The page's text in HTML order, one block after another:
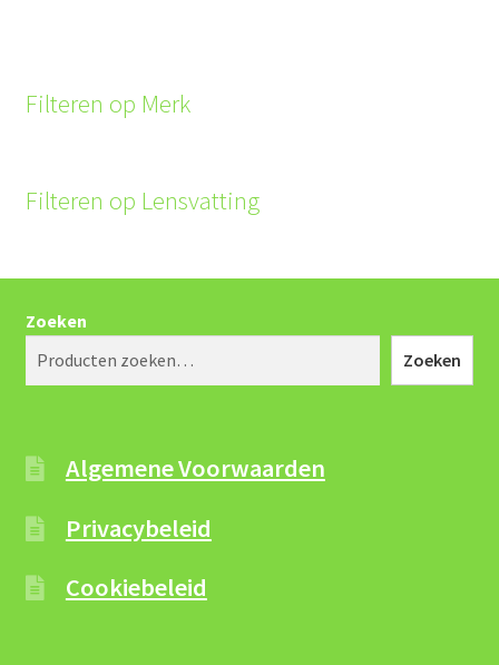
Filteren op Merk
Filteren op Lensvatting
Zoeken
Zoeken
Algemene Voorwaarden
Privacybeleid
Cookiebeleid